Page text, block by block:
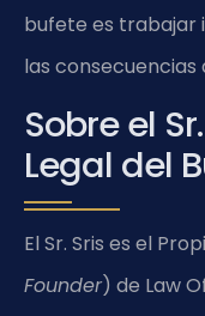
bufete es trabajar
las
Sobre el
Legal del
El Sr. Sris es el
Founder) de Law